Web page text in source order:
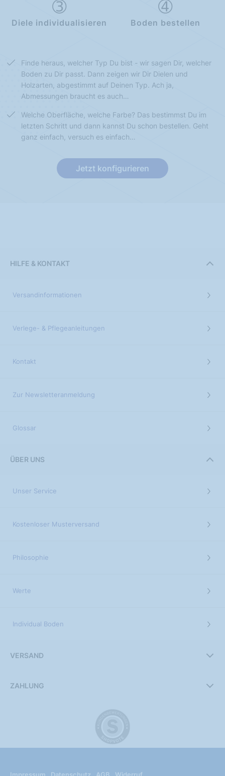
Diele individualisieren Boden bestellen
Finde heraus, welcher Typ Du bist - wir sagen Dir, welcher
Boden zu Dir passt. Dann zeigen wir Dir Dielen und
Holzarten, abgestimmt auf Deinen Typ. Ach ja,
Abmessungen braucht es auch…
Welche Oberfläche, welche Farbe? Das bestimmst Du im
letzten Schritt und dann kannst Du schon bestellen. Geht
ganz einfach, versuch es einfach…
Jetzt konfigurieren
HILFE & KONTAKT
Versandinformationen
Verlege- & Pflegeanleitungen
Kontakt
Zur Newsletteranmeldung
Glossar
ÜBER UNS
Unser Service
Kostenloser Musterversand
Philosophie
Werte
Individual Boden
VERSAND
ZAHLUNG